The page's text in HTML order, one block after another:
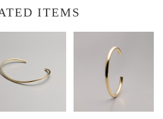
ITEMS